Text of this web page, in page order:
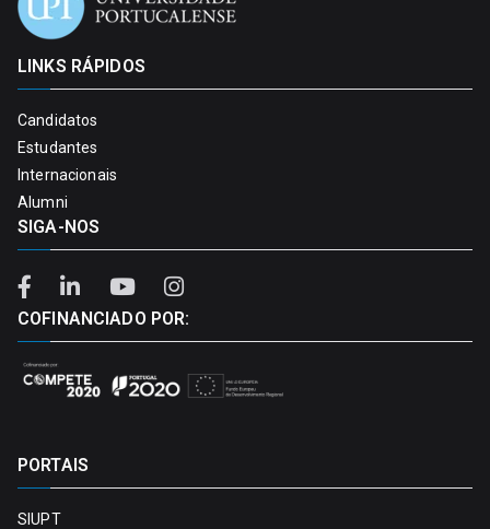
LINKS RÁPIDOS
Candidatos
Estudantes
Internacionais
Alumni
SIGA-NOS
COFINANCIADO POR:
PORTAIS
SIUPT